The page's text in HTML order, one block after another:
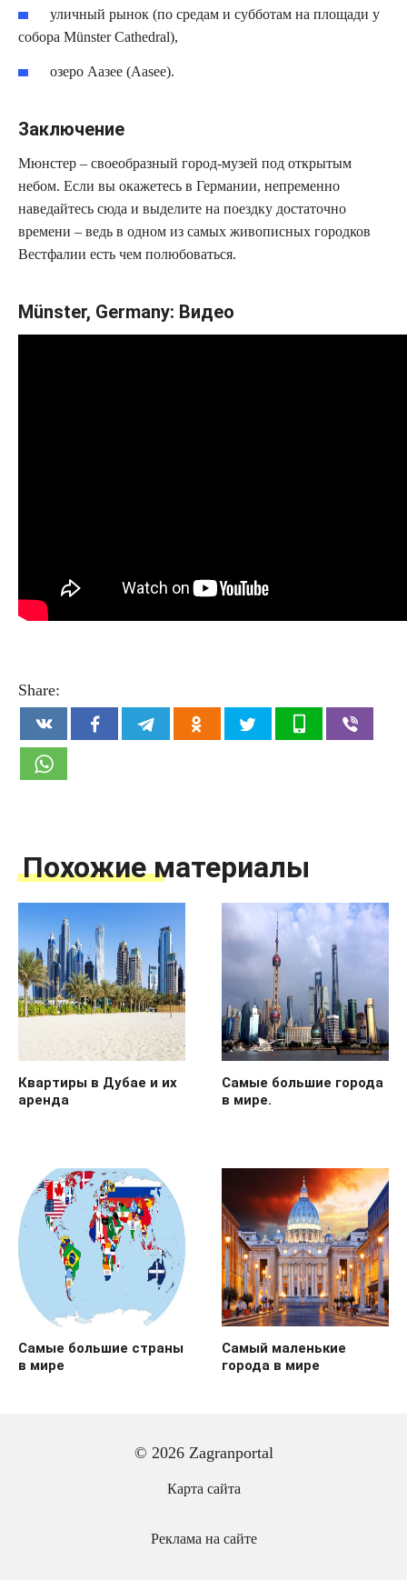
уличный рынок (по средам и субботам на площади у
собора Münster Cathedral),
озеро Аазее (Aasee).
Заключение
Мюнстер – своеобразный город-музей под открытым
небом. Если вы окажетесь в Германии, непременно
наведайтесь сюда и выделите на поездку достаточно
времени – ведь в одном из самых живописных городков
Вестфалии есть чем полюбоваться.
Münster, Germany: Видео
Share:
Похожие материалы
Квартиры в Дубае и их
аренда
Самые большие города
в мире.
Самые большие страны
в мире
Самый маленькие
города в мире
© 2026 Zagranportal
Карта сайта
Реклама на сайте